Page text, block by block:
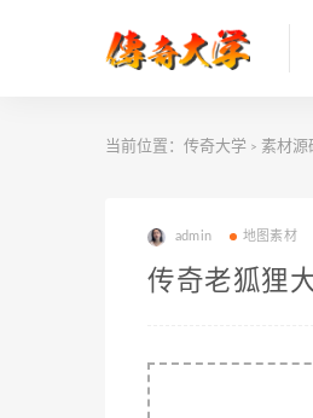
当前位置： 传奇大学 > 素材源
admin 地图素材
传奇老狐狸